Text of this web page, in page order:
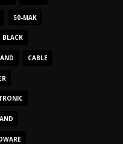
50-MAK
BLACK
CABLE